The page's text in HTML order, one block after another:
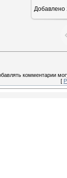
Добавлено
комментарии
[